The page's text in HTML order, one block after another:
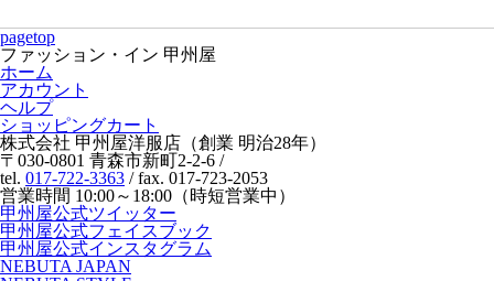
pagetop
ファッション・イン 甲州屋
ホーム
アカウント
ヘルプ
ショッピングカート
株式会社 甲州屋洋服店（創業 明治28年）
〒030-0801 青森市新町2-2-6 /
tel. 017-722-3363 / fax. 017-723-2053
営業時間 10:00～18:00（時短営業中）
甲州屋公式ツイッター
甲州屋公式フェイスブック
甲州屋公式インスタグラム
NEBUTA JAPAN